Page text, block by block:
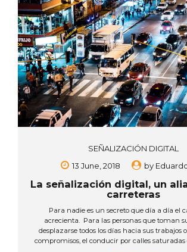
SEÑALIZACIÓN DIGITAL
13 June, 2018
by
La señalización digital, un
carreteras
Para nadie es un secreto que día a día el
acrecienta. Para las personas que toman
desplazarse todos los días hacia sus trabajos
compromisos, el conducir por calles saturadas